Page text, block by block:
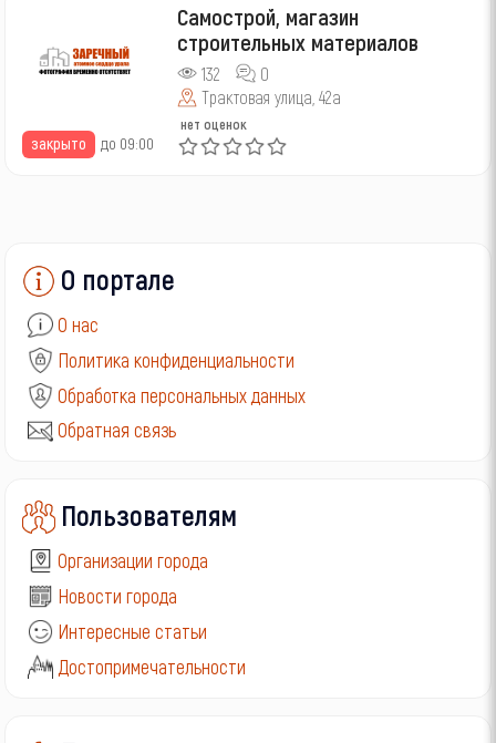
закрыто до 09:00
Самострой, магазин
строительных материалов
132
0
Трактовая улица, 42а
нет оценок
О портале
О нас
Политика конфиденциальности
Обработка персональных данных
Обратная связь
Пользователям
Организации города
Новости города
Интересные статьи
Достопримечательности